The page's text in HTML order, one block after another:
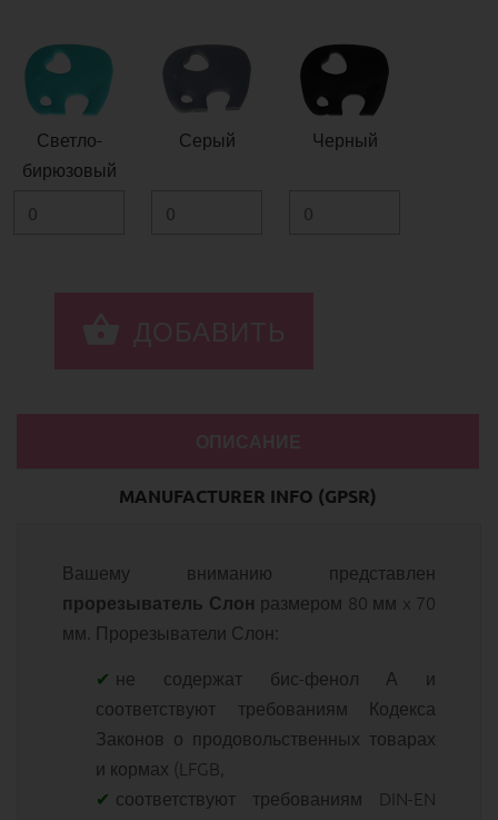
Светло-
бирюзовый
Серый Черный
MANUFACTURER INFO (GPSR)
Вашему вниманию представлен
прорезыватель Слон размером 80 мм x 70
мм. Прорезыватели Слон:
не содержат бис-фенол А и
соответствуют требованиям Кодекса
Законов о продовольственных товарах
и кормах (LFGB,
соответствуют требованиям DIN-EN